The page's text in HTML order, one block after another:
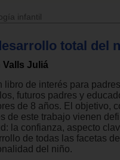
infantil
total del
Valls Juliá
libro de interés para
futuros padres y
de 8 años. El objetivo,
de este trabajo vienen
la confianza, aspecto
de todas las facetas
del niño.